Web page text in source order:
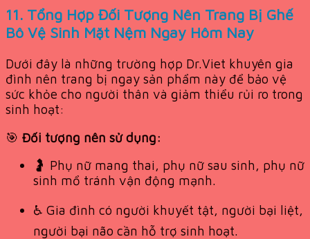
11. Tổng Hợp Đối Tượng Nên Trang Bị Ghế
Bô Vệ Sinh Mặt Nệm Ngay Hôm Nay
Dưới đây là những trường hợp Dr.Viet khuyên gia
đình nên trang bị ngay sản phẩm này để bảo vệ
sức khỏe cho người thân và giảm thiểu rủi ro trong
sinh hoạt:
🎯 Đối tượng nên sử dụng:
🤰 Phụ nữ mang thai, phụ nữ sau sinh, phụ nữ
sinh mổ tránh vận động mạnh.
♿ Gia đình có người khuyết tật, người bại liệt,
người bại não cần hỗ trợ sinh hoạt.